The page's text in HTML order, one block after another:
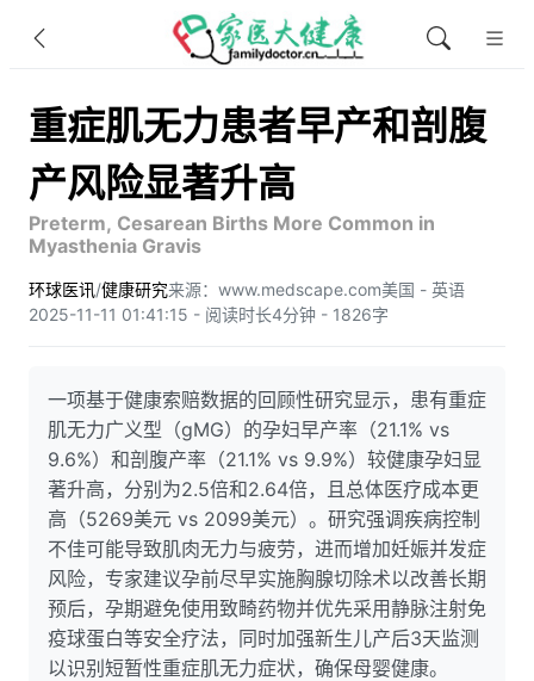
重症肌无力患者早产和剖腹
产风险显著升高
Preterm, Cesarean Births More Common in
Myasthenia Gravis
环球医讯/健康研究来源：www.medscape.com美国 - 英语
2025-11-11 01:41:15 - 阅读时长4分钟 - 1826字
一项基于健康索赔数据的回顾性研究显示，患有重症
肌无力广义型（gMG）的孕妇早产率（21.1% vs
9.6%）和剖腹产率（21.1% vs 9.9%）较健康孕妇显
著升高，分别为2.5倍和2.64倍，且总体医疗成本更
高（5269美元 vs 2099美元）。研究强调疾病控制
不佳可能导致肌肉无力与疲劳，进而增加妊娠并发症
风险，专家建议孕前尽早实施胸腺切除术以改善长期
预后，孕期避免使用致畸药物并优先采用静脉注射免
疫球蛋白等安全疗法，同时加强新生儿产后3天监测
以识别短暂性重症肌无力症状，确保母婴健康。